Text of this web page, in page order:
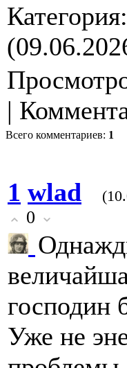
Категория:
|
Всего комментариев: 1
1 wlad
0
господин
Уже не